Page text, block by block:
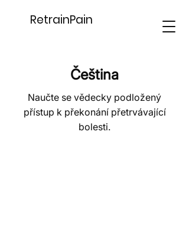
RetrainPain
Čeština
Naučte se vědecky podložený
přístup k překonání přetrvávající
bolesti.